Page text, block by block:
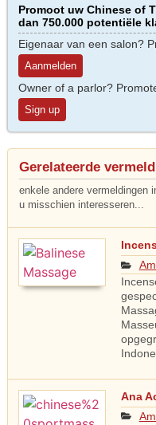
Promoot uw Chinese of
dan 750.000 potentiële
Eigenaar van een salon?
Aanmelden
Owner of a parlor?
Sign up
Gerelateerde
enkele andere vermeldingen
u misschien interesseren...
Ana